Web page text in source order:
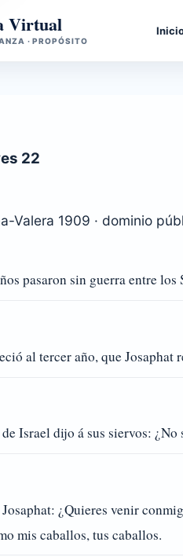
Virtual
· PROPÓSITO
22
Valera 1909 · dominio
pasaron sin guerra entre los
al tercer año, que Josaphat
Israel dijo á sus siervos:
¿Quieres venir
mis caballos, tus caballos.